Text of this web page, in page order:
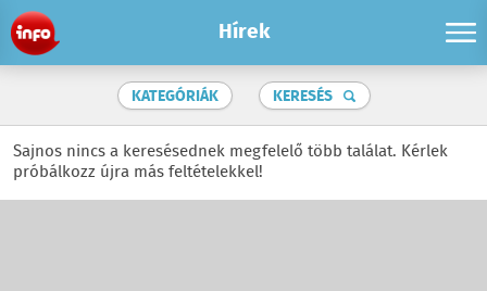
Hírek
KATEGÓRIÁK KERESÉS
Sajnos nincs a keresésednek megfelelő több találat. Kérlek
próbálkozz újra más feltételekkel!